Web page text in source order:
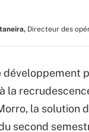
Directeur des
la
la solution
second